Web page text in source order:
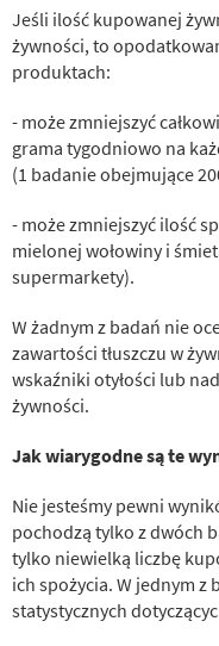
Jeśli ilość kupowanej
żywności, to
produktach:
- może zmniejszyć
grama tygodniowo na
(1 badanie obejmujące
- może zmniejszyć ilość
mielonej wołowiny i
supermarkety).
W żadnym z badań nie
zawartości tłuszczu w
wskaźniki otyłości lub
żywności.
Jak wiarygodne są te
Nie jesteśmy pewni
pochodzą tylko z dwóch
tylko niewielką liczbę
ich spożycia. W jednym
statystycznych